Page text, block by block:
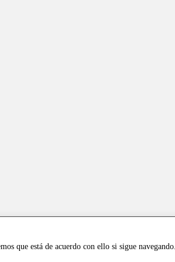
que está de acuerdo con ello si sigue navegando.